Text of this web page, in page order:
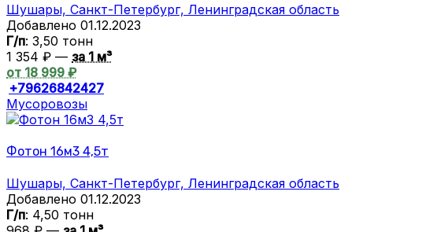
Шушары, Санкт-Петербург, Ленинградская область
Добавлено 01.12.2023
Г/п: 3,50 тонн
1 354 ₽ — за 1 м³
от 18 999 ₽
+79626842427
Мусоровозы
Фотон 16м3 4,5т
Шушары, Санкт-Петербург, Ленинградская область
Добавлено 01.12.2023
Г/п: 4,50 тонн